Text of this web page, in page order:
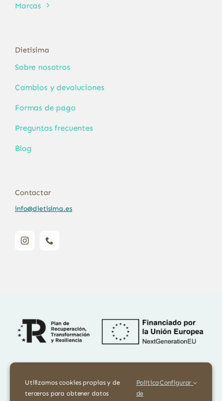
Marcas
Dietisima
Sobre nosotros
Cambios y devoluciones
Formas de pago
Preguntas frecuentes
Blog
Contactar
info@dietisima.es
autor o autores y no reflejan necesariamente los de la Unión
Europea o la Comisión Europea. Ni la Unión Europea ni la Comisión
Utilizamos cookies propias y de
terceros para obtener datos
Política
de
Configurar